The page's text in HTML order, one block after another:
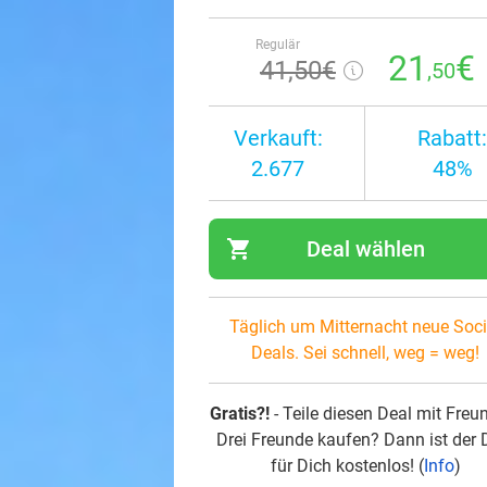
Regulär
41,50€ 21 ,50€
Verkauft:
2.677
Rabatt:
48%
shopping_cart Deal wählen
Täglich um Mitternacht neue
Deals. Sei schnell, weg = weg!
Gratis?!- Teile diesen Deal mit
Drei Freunde kaufen? Dann ist der
für Dich kostenlos! (Info)